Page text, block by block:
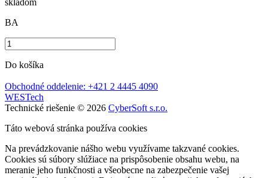
BA
Do košíka
Obchodné oddelenie: +421 2 4445 4090
WESTech
Technické riešenie © 2026 CyberSoft s.r.o.
Táto webová stránka používa cookies
Na prevádzkovanie nášho webu využívame takzvané cookies.
Cookies sú súbory slúžiace na prispôsobenie obsahu webu, na
meranie jeho funkčnosti a všeobecne na zabezpečenie vašej